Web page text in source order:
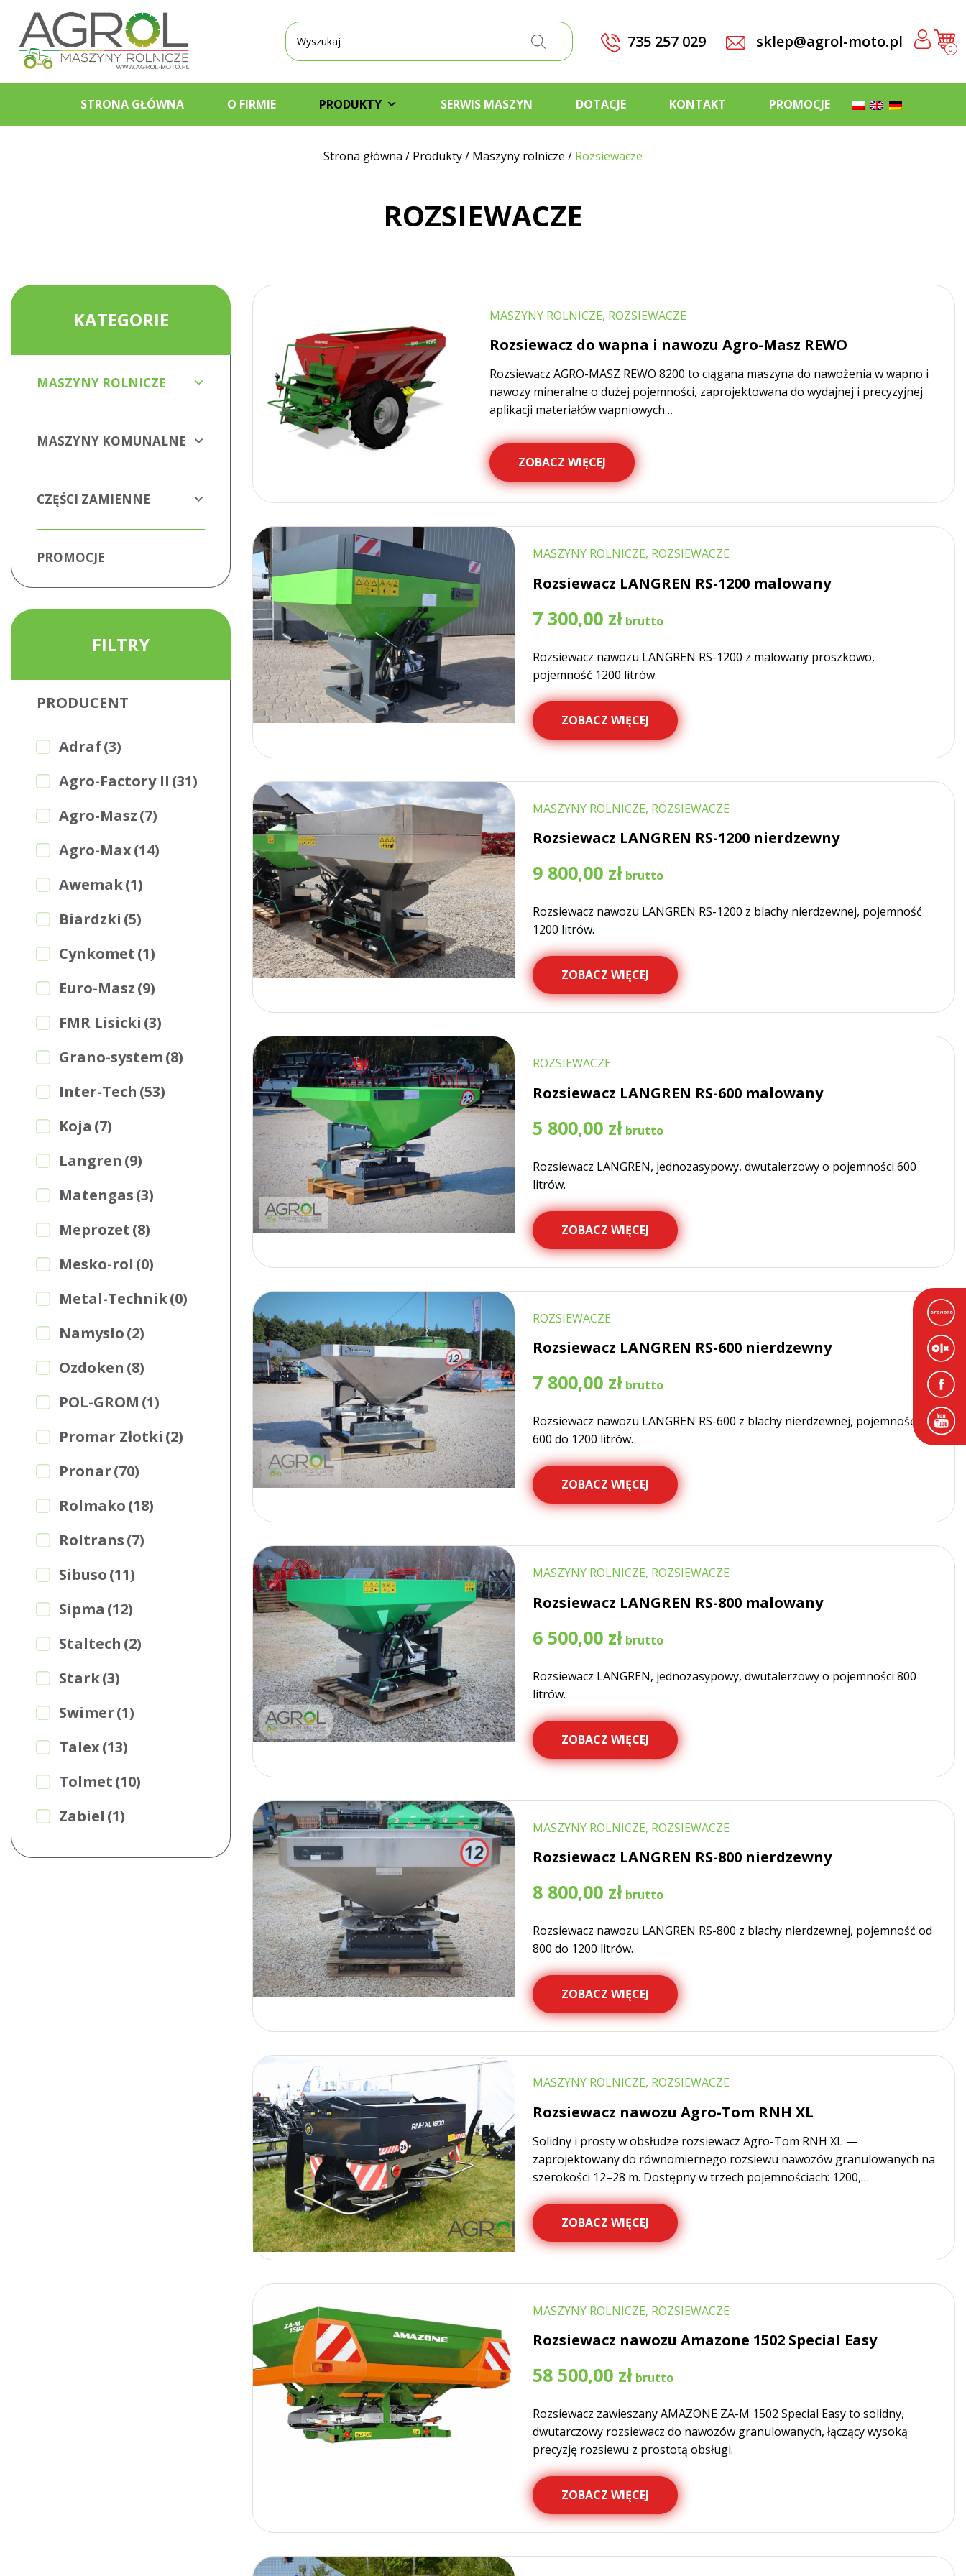
Wyszukiwarka
produktów 735 257 029 sklep@agrol-moto.pl 0
STRONA GŁÓWNA O FIRMIE PRODUKTY SERWIS MASZYN DOTACJE KONTAKT PROMOCJE
Strona główna / Produkty/ Maszyny rolnicze / Rozsiewacze
ROZSIEWACZE
KATEGORIE
MASZYNY ROLNICZE
MASZYNY KOMUNALNE
CZĘŚCI ZAMIENNE
PROMOCJE
FILTRY
PRODUCENT
Adraf(3)
Agro-Factory II (31)
Agro-Masz(7)
Agro-Max(14)
Awemak(1)
Biardzki (5)
Cynkomet(1)
Euro-Masz(9)
FMR Lisicki (3)
Grano-system(8)
Inter-Tech (53)
Koja (7)
Langren (9)
Matengas(3)
Meprozet(8)
Mesko-rol (0)
Metal-Technik(0)
Namyslo(2)
Ozdoken (8)
POL-GROM (1)
Promar Złotki (2)
Pronar(70)
Rolmako(18)
Roltrans(7)
Sibuso(11)
Sipma (12)
Staltech (2)
Stark(3)
Swimer(1)
Talex(13)
Tolmet(10)
Zabiel (1)
MASZYNY ROLNICZE, ROZSIEWACZE
Rozsiewacz do wapna i nawozu Agro-Masz REWO
Rozsiewacz AGRO-MASZ REWO 8200 to ciągana maszyna do nawożenia w wapno i
nawozy mineralne o dużej pojemności, zaprojektowana do wydajnej i precyzyjnej
aplikacji materiałów wapniowych…
ZOBACZ WIĘCEJ
MASZYNY ROLNICZE, ROZSIEWACZE
Rozsiewacz LANGREN RS-1200 malowany
7 300,00 zł
Rozsiewacz nawozu LANGREN RS-1200 z malowany proszkowo,
pojemność 1200 litrów.
ZOBACZ WIĘCEJ
MASZYNY ROLNICZE, ROZSIEWACZE
Rozsiewacz LANGREN RS-1200 nierdzewny
9 800,00 zł
Rozsiewacz nawozu LANGREN RS-1200 z blachy nierdzewnej, pojemność
1200 litrów.
ZOBACZ WIĘCEJ
ROZSIEWACZE
Rozsiewacz LANGREN RS-600 malowany
5 800,00 zł
Rozsiewacz LANGREN, jednozasypowy, dwutalerzowy o pojemności 600
litrów.
ZOBACZ WIĘCEJ
ROZSIEWACZE
Rozsiewacz LANGREN RS-600 nierdzewny
7 800,00 zł
Rozsiewacz nawozu LANGREN RS-600 z blachy nierdzewnej, pojemność od
600 do 1200 litrów.
ZOBACZ WIĘCEJ
MASZYNY ROLNICZE, ROZSIEWACZE
Rozsiewacz LANGREN RS-800 malowany
6 500,00 zł
Rozsiewacz LANGREN, jednozasypowy, dwutalerzowy o pojemności 800
litrów.
ZOBACZ WIĘCEJ
MASZYNY ROLNICZE, ROZSIEWACZE
Rozsiewacz LANGREN RS-800 nierdzewny
8 800,00 zł
Rozsiewacz nawozu LANGREN RS-800 z blachy nierdzewnej, pojemność od
800 do 1200 litrów.
ZOBACZ WIĘCEJ
MASZYNY ROLNICZE, ROZSIEWACZE
Rozsiewacz nawozu Agro-Tom RNH XL
Solidny i prosty w obsłudze rozsiewacz Agro-Tom RNH XL —
zaprojektowany do równomiernego rozsiewu nawozów granulowanych na
szerokości 12–28 m. Dostępny w trzech pojemnościach: 1200,…
ZOBACZ WIĘCEJ
MASZYNY ROLNICZE, ROZSIEWACZE
Rozsiewacz nawozu Amazone 1502 Special Easy
58 500,00 zł
Rozsiewacz zawieszany AMAZONE ZA-M 1502 Special Easy to solidny,
dwutarczowy rozsiewacz do nawozów granulowanych, łączący wysoką
precyzję rozsiewu z prostotą obsługi.
ZOBACZ WIĘCEJ